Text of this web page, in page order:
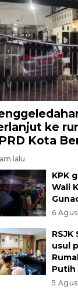
ke
Kota
lalu
KPK
Wali
6
usul
Putih
5